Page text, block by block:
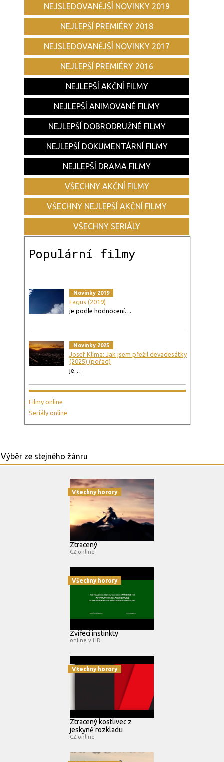
NEJSLEDOVANĚJŠÍ NOVINKY 2019
NEJLEPŠÍ PREMIÉRY 2018
NEJSLEDOVANĚJŠÍ NOVINKY 2017
NEJLEPŠÍ PREMIÉRY 2016
NEJLEPŠÍ AKČNÍ FILMY
NEJLEPŠÍ ANIMOVANÉ FILMY
NEJLEPŠÍ DOBRODRUŽNÉ FILMY
NEJLEPŠÍ DOKUMENTÁRNÍ FILMY
NEJLEPŠÍ DRAMA FILMY
VŠECHNY AKČNÍ FILMY
VŠECHNY NEJLEPŠÍ AKČNÍ FILMY
VŠECHNY SERIÁLY
Populární filmy
Novinky 2019
Fagus (2019)
je podle hodnocení…
Novinky 2025
Josef Klíma: Jak jsem přežil devadesátky
(2025) (pořad)
je…
Filmy online
Seriály online
Všechny horory
Ztracený
CZ online
Všechny horory
Zvířecí instinkty
online v HD
Všechny horory
Ztracený kostlivec z
jeskyně rozkladu
CZ online